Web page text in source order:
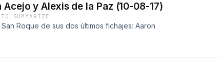
y Alexis de la Paz (10-08-17)
SUMMARIZE
Roque de sus dos últimos fichajes: Aaron